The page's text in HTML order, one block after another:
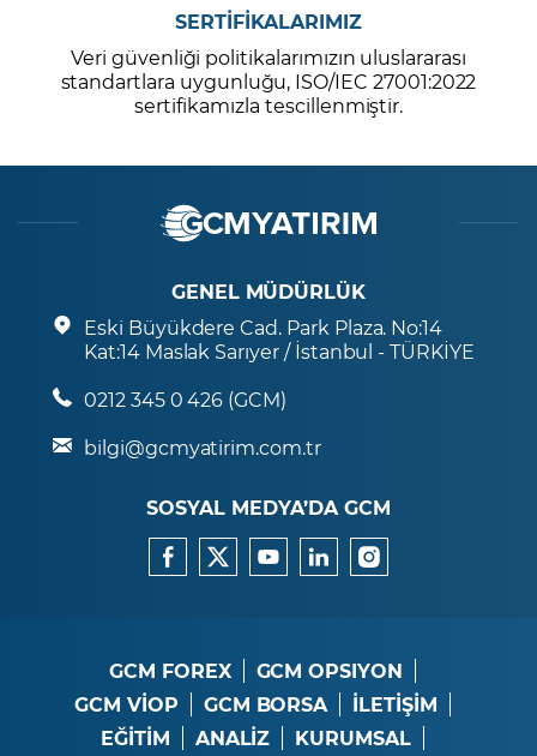
SERTİFİKALARIMIZ
Veri güvenliği politikalarımızın uluslararası
standartlara uygunluğu, ISO/IEC 27001:2022
sertifikamızla tescillenmiştir.
GENEL MÜDÜRLÜK
Eski Büyükdere Cad. Park Plaza. No:14
Kat:14 Maslak Sarıyer / İstanbul - TÜRKİYE
0212 345 0 426 (GCM)
bilgi@gcmyatirim.com.tr
SOSYAL MEDYA’DA GCM
GCM FOREX
GCM OPSIYON
GCM VİOP
GCM BORSA
İLETİŞİM
EĞİTİM
ANALİZ
KURUMSAL